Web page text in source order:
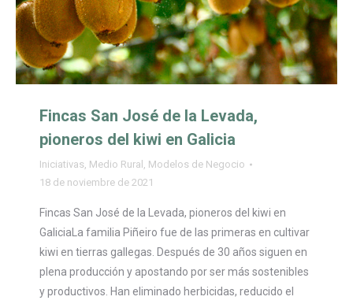
Fincas San José de la Levada,
pioneros del kiwi en Galicia
Iniciativas, Medio Rural , Modelos de Negocio
18 de noviembre de 2021
Fincas San José de la Levada, pioneros del kiwi en
GaliciaLa familia Piñeiro fue de las primeras en cultivar
kiwi en tierras gallegas. Después de 30 años siguen en
plena producción y apostando por ser más sostenibles
y productivos. Han eliminado herbicidas, reducido el